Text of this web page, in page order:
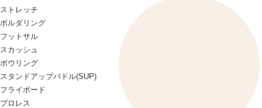
ストレッチ
ボルダリング
フットサル
スカッシュ
ボウリング
スタンドアップパドル(SUP)
フライボード
プロレス